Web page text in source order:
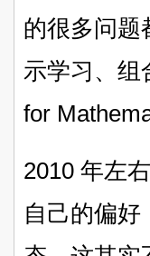
的很多问题
示学习、组
for
2010 年左
自己的偏